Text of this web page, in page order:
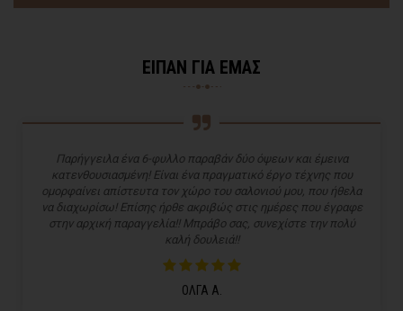
ΕΙΠΑΝ ΓΙΑ ΕΜΑΣ
Παρήγγειλα ένα 6-φυλλο παραβάν δύο όψεων και έμεινα
κατενθουσιασμένη! Είναι ένα πραγματικό έργο τέχνης που
ομορφαίνει απίστευτα τον χώρο του σαλονιού μου, που ήθελα
να διαχωρίσω! Επίσης ήρθε ακριβώς στις ημέρες που έγραφε
στην αρχική παραγγελία!! Μπράβο σας, συνεχίστε την πολύ
καλή δουλειά!!
ΟΛΓΑ Α.